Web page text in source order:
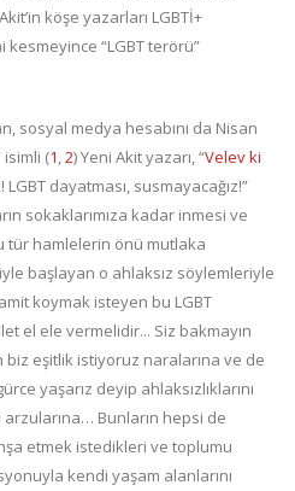
köşe yazarları LGBTİ+
kesmeyince “LGBT terörü”
sosyal medya hesabını da Nisan
isimli (1,2) Yeni Akit yazarı, “Velev ki
dayatması, susmayacağız!”
sokaklarımıza kadar inmesi ve
hamlelerin önü mutlaka
başlayan o ahlaksız söylemleriyle
koymak isteyen bu LGBT
el ele vermelidir... Siz bakmayın
biz eşitlik istiyoruz naralarına ve de
yaşarız deyip ahlaksızlıklarını
Bunların hepsi de
etmek istedikleri ve toplumu
kendi yaşam alanlarını